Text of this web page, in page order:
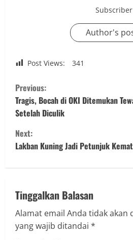
Subscriber
Author's
Post Views: 341
C
o
n
t
n
u
e
Previous:
Tragis, Bocah di OKI Ditemukan
Setelah Diculik
Next:
Lakban Kuning Jadi Petunjuk
Tinggalkan Balasan
Alamat email Anda tidak akan
yang wajib ditandai *